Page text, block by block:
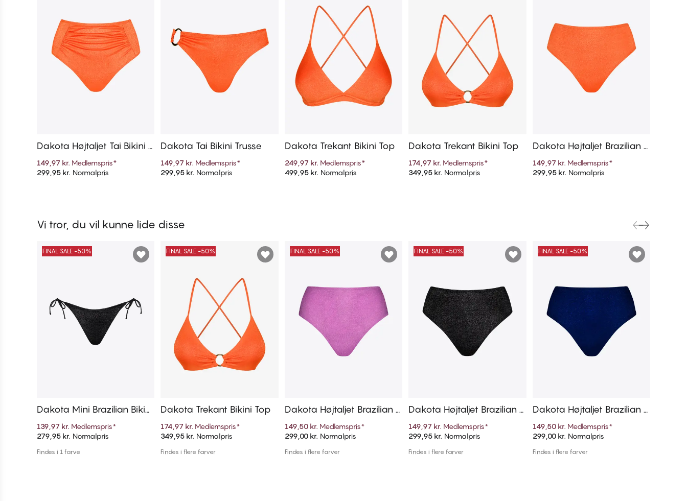
Tilføj til kurv
Dakota Højtaljet Tai Bikini T
149,97 kr. Medlemspris*
299,95 kr. Normalpris Tilføj til kurv
Dakota Tai Bikini Trusse
149,97 kr. Medlemspris*
299,95 kr. Normalpris Tilføj til kurv
Dakota Trekant Bikini Top
249,97 kr. Medlemspris*
499,95 kr. Normalpris Tilføj til kurv
Dakota Trekant Bikini Top
174,97 kr. Medlemspris*
349,95 kr. Normalpris Tilføj til kurv
Dakota Højtaljet Brazilian B
149,97 kr. Medlemspris*
299,95 kr. Normalpris
Vi tror, du vil kunne lide disse
Tilføj til kurv
FINAL SALE -50%
Dakota Mini Brazilian Bikini
Trusse
139,97 kr. Medlemspris*
279,95 kr. Normalpris
Findes i 1 farve
Tilføj til kurv
FINAL SALE -50%
Dakota Trekant Bikini Top
174,97 kr. Medlemspris*
349,95 kr. Normalpris
Findes i flere farver
Tilføj til kurv
FINAL SALE -50%
Dakota Højtaljet Brazilian B
ikini Trusse
149,50 kr. Medlemspris*
299,00 kr. Normalpris
Findes i flere farver
Tilføj til kurv
FINAL SALE -50%
Dakota Højtaljet Brazilian B
ikini Trusse
149,97 kr. Medlemspris*
299,95 kr. Normalpris
Findes i flere farver
Tilføj til kurv
FINAL SALE -50%
Dakota Højtaljet Brazilian B
ikini Trusse
149,50 kr. Medlemspris*
299,00 kr. Normalpris
Findes i flere farver